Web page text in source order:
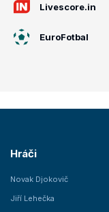
Livescore.in
EuroFotbal
Hráči
Novak Djokovič
Jiří Lehečka